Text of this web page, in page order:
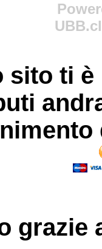
sito ti
grazie